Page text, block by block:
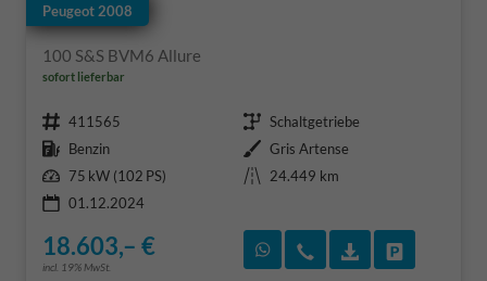
Peugeot 2008
100 S&S BVM6 Allure
sofort lieferbar
Fahrzeugnr. 411565 Getriebe Schaltgetriebe
Kraftstoff Benzin Außenfarbe Gris Artense
Leistung 75 kW (102 PS) Kilometerstand
24.449 km
01.12.2024
18.603,– €
incl. 19% MwSt.
Rückruf vereinbaren
Wir rufen Sie an